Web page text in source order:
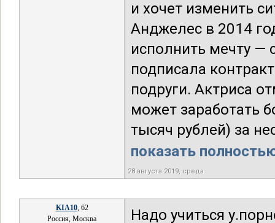
и хочет изменить
Анджелес в 2014
исполнить мечту —
подписала
подруги. Актриса
может заработать
тысяч рублей) за
показать
28 августа 2019, среда
KIA10, 62
Россия, Москва
Надо учиться